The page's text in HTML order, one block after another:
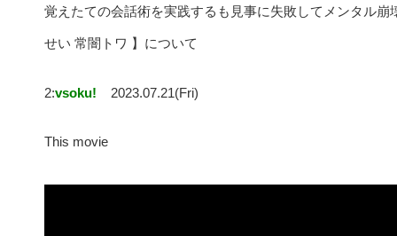
覚えたての会話術を実践するも見事に失敗してメンタル
せい 常闇トワ 】について
2:vsoku! 2023.07.21(Fri)
This movie